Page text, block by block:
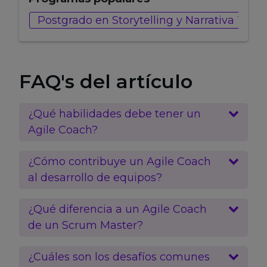
Postgrado en Storytelling y Narrativa
FAQ's del artículo
¿Qué habilidades debe tener un
Agile Coach?
¿Cómo contribuye un Agile Coach
al desarrollo de equipos?
¿Qué diferencia a un Agile Coach
de un Scrum Master?
¿Cuáles son los desafíos comunes